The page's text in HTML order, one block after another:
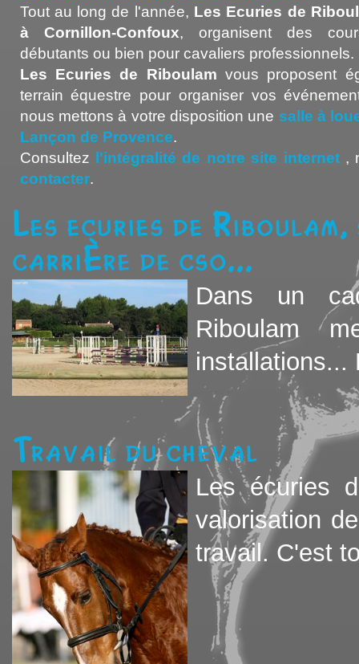
Tout au long de l'année, Les Ecuries de
à Cornillon-Confoux, organisent des
débutants ou bien pour cavaliers professionnels.
Les Ecuries de Riboulam vous proposent
terrain équestre pour organiser vos
nous mettons à votre disposition une salle à
Lançon de Provence.
Consultez
l'intégralité de notre site internet,
contacter.
Les ecuries de
carrière de cso...
Dans un
Riboulam
installations...
Travail du cheval
Les écuries
valorisation
travail. C'est